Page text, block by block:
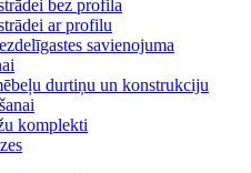
bez profila
ar profilu
savienojuma
durtiņu un konstrukciju
komplekti